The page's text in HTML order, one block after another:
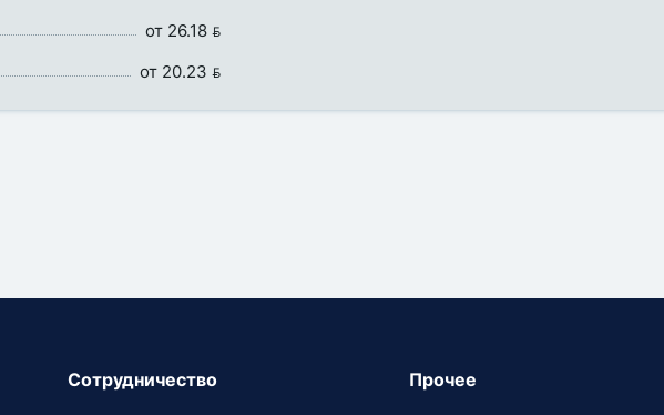
от 26.18 
от 20.23 
Сотрудничество Прочее